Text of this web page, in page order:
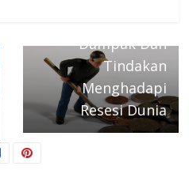
Dampak Dan
Tindakan
Menghadapi
Resesi Dunia